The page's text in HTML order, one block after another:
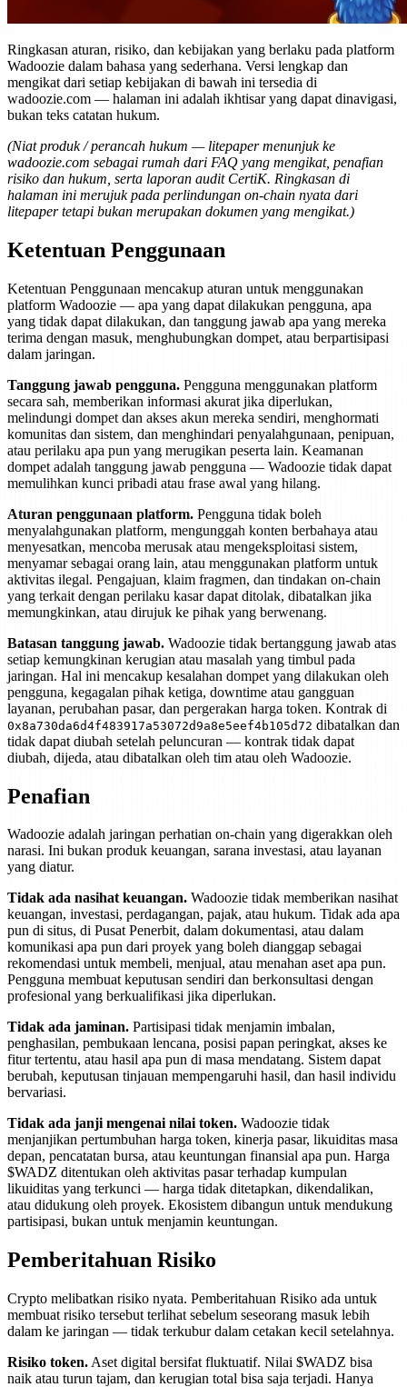
Ringkasan aturan, risiko, dan kebijakan yang berlaku pada platform
Wadoozie dalam bahasa yang sederhana. Versi lengkap dan
mengikat dari setiap kebijakan di bawah ini tersedia di
wadoozie.com — halaman ini adalah ikhtisar yang dapat dinavigasi,
bukan teks catatan hukum.
(Niat produk / perancah hukum — litepaper menunjuk ke
wadoozie.com sebagai rumah dari FAQ yang mengikat, penafian
risiko dan hukum, serta laporan audit CertiK. Ringkasan di
halaman ini merujuk pada perlindungan on-chain nyata dari
litepaper tetapi bukan merupakan dokumen yang mengikat.)
Ketentuan Penggunaan
Ketentuan Penggunaan mencakup aturan untuk menggunakan
platform Wadoozie — apa yang dapat dilakukan pengguna, apa
yang tidak dapat dilakukan, dan tanggung jawab apa yang mereka
terima dengan masuk, menghubungkan dompet, atau berpartisipasi
dalam jaringan.
Tanggung jawab pengguna. Pengguna menggunakan platform
secara sah, memberikan informasi akurat jika diperlukan,
melindungi dompet dan akses akun mereka sendiri, menghormati
komunitas dan sistem, dan menghindari penyalahgunaan, penipuan,
atau perilaku apa pun yang merugikan peserta lain. Keamanan
dompet adalah tanggung jawab pengguna — Wadoozie tidak dapat
memulihkan kunci pribadi atau frase awal yang hilang.
Aturan penggunaan platform. Pengguna tidak boleh
menyalahgunakan platform, mengunggah konten berbahaya atau
menyesatkan, mencoba merusak atau mengeksploitasi sistem,
menyamar sebagai orang lain, atau menggunakan platform untuk
aktivitas ilegal. Pengajuan, klaim fragmen, dan tindakan on-chain
yang terkait dengan perilaku kasar dapat ditolak, dibatalkan jika
memungkinkan, atau dirujuk ke pihak yang berwenang.
Batasan tanggung jawab. Wadoozie tidak bertanggung jawab atas
setiap kemungkinan kerugian atau masalah yang timbul pada
jaringan. Hal ini mencakup kesalahan dompet yang dilakukan oleh
pengguna, kegagalan pihak ketiga, downtime atau gangguan
layanan, perubahan pasar, dan pergerakan harga token. Kontrak di
0x8a730da6d4f483917a53072d9a8e5eef4b105d72 dibatalkan dan
tidak dapat diubah setelah peluncuran — kontrak tidak dapat
diubah, dijeda, atau dibatalkan oleh tim atau oleh Wadoozie.
Penafian
Wadoozie adalah jaringan perhatian on-chain yang digerakkan oleh
narasi. Ini bukan produk keuangan, sarana investasi, atau layanan
yang diatur.
Tidak ada nasihat keuangan. Wadoozie tidak memberikan nasihat
keuangan, investasi, perdagangan, pajak, atau hukum. Tidak ada apa
pun di situs, di Pusat Penerbit, dalam dokumentasi, atau dalam
komunikasi apa pun dari proyek yang boleh dianggap sebagai
rekomendasi untuk membeli, menjual, atau menahan aset apa pun.
Pengguna membuat keputusan sendiri dan berkonsultasi dengan
profesional yang berkualifikasi jika diperlukan.
Tidak ada jaminan. Partisipasi tidak menjamin imbalan,
penghasilan, pembukaan lencana, posisi papan peringkat, akses ke
fitur tertentu, atau hasil apa pun di masa mendatang. Sistem dapat
berubah, keputusan tinjauan mempengaruhi hasil, dan hasil individu
bervariasi.
Tidak ada janji mengenai nilai token. Wadoozie tidak
menjanjikan pertumbuhan harga token, kinerja pasar, likuiditas masa
depan, pencatatan bursa, atau keuntungan finansial apa pun. Harga
$WADZ ditentukan oleh aktivitas pasar terhadap kumpulan
likuiditas yang terkunci — harga tidak ditetapkan, dikendalikan,
atau didukung oleh proyek. Ekosistem dibangun untuk mendukung
partisipasi, bukan untuk menjamin keuntungan.
Pemberitahuan Risiko
Crypto melibatkan risiko nyata. Pemberitahuan Risiko ada untuk
membuat risiko tersebut terlihat sebelum seseorang masuk lebih
dalam ke jaringan — tidak terkubur dalam cetakan kecil setelahnya.
Risiko token. Aset digital bersifat fluktuatif. Nilai $WADZ bisa
naik atau turun tajam, dan kerugian total bisa saja terjadi. Hanya